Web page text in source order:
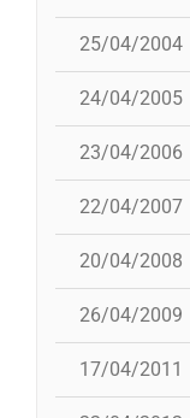
25/04/2004
24/04/2005
23/04/2006
22/04/2007
20/04/2008
26/04/2009
17/04/2011